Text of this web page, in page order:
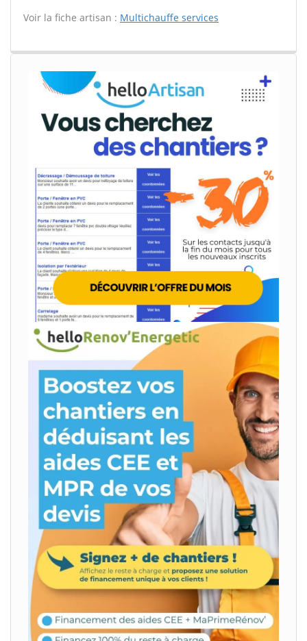
Voir la fiche artisan : Multichauffe services